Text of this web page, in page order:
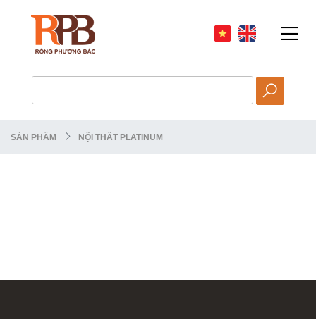
SẢN PHẨM NỘI THẤT PLATINUM